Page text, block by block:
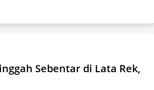
Sebentar di Lata Rek,